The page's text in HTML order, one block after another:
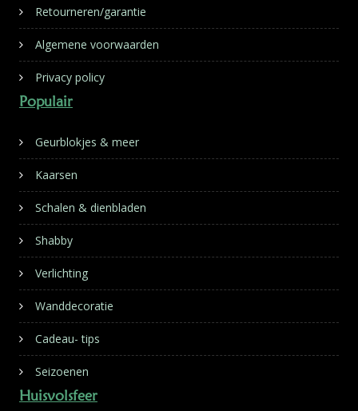
Retourneren/garantie
Algemene voorwaarden
Privacy policy
Populair
Geurblokjes & meer
Kaarsen
Schalen & dienbladen
Shabby
Verlichting
Wanddecoratie
Cadeau- tips
Seizoenen
Huisvolsfeer